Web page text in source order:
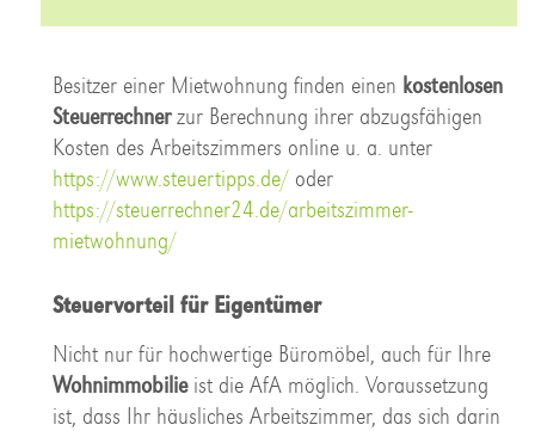
Besitzer einer Mietwohnung finden einen kostenlosen
Steuerrechnerzur Berechnung ihrer abzugsfähigen
Kosten des Arbeitszimmers online u. a. unter
https://www.steuertipps.de/oder
https://steuerrechner24.de/arbeitszimmer-
mietwohnung/
Steuervorteil für Eigentümer
Nicht nur für hochwertige Büromöbel, auch für Ihre
Wohnimmobilieist die AfA möglich. Voraussetzung
ist, dass Ihr häusliches Arbeitszimmer, das sich darin